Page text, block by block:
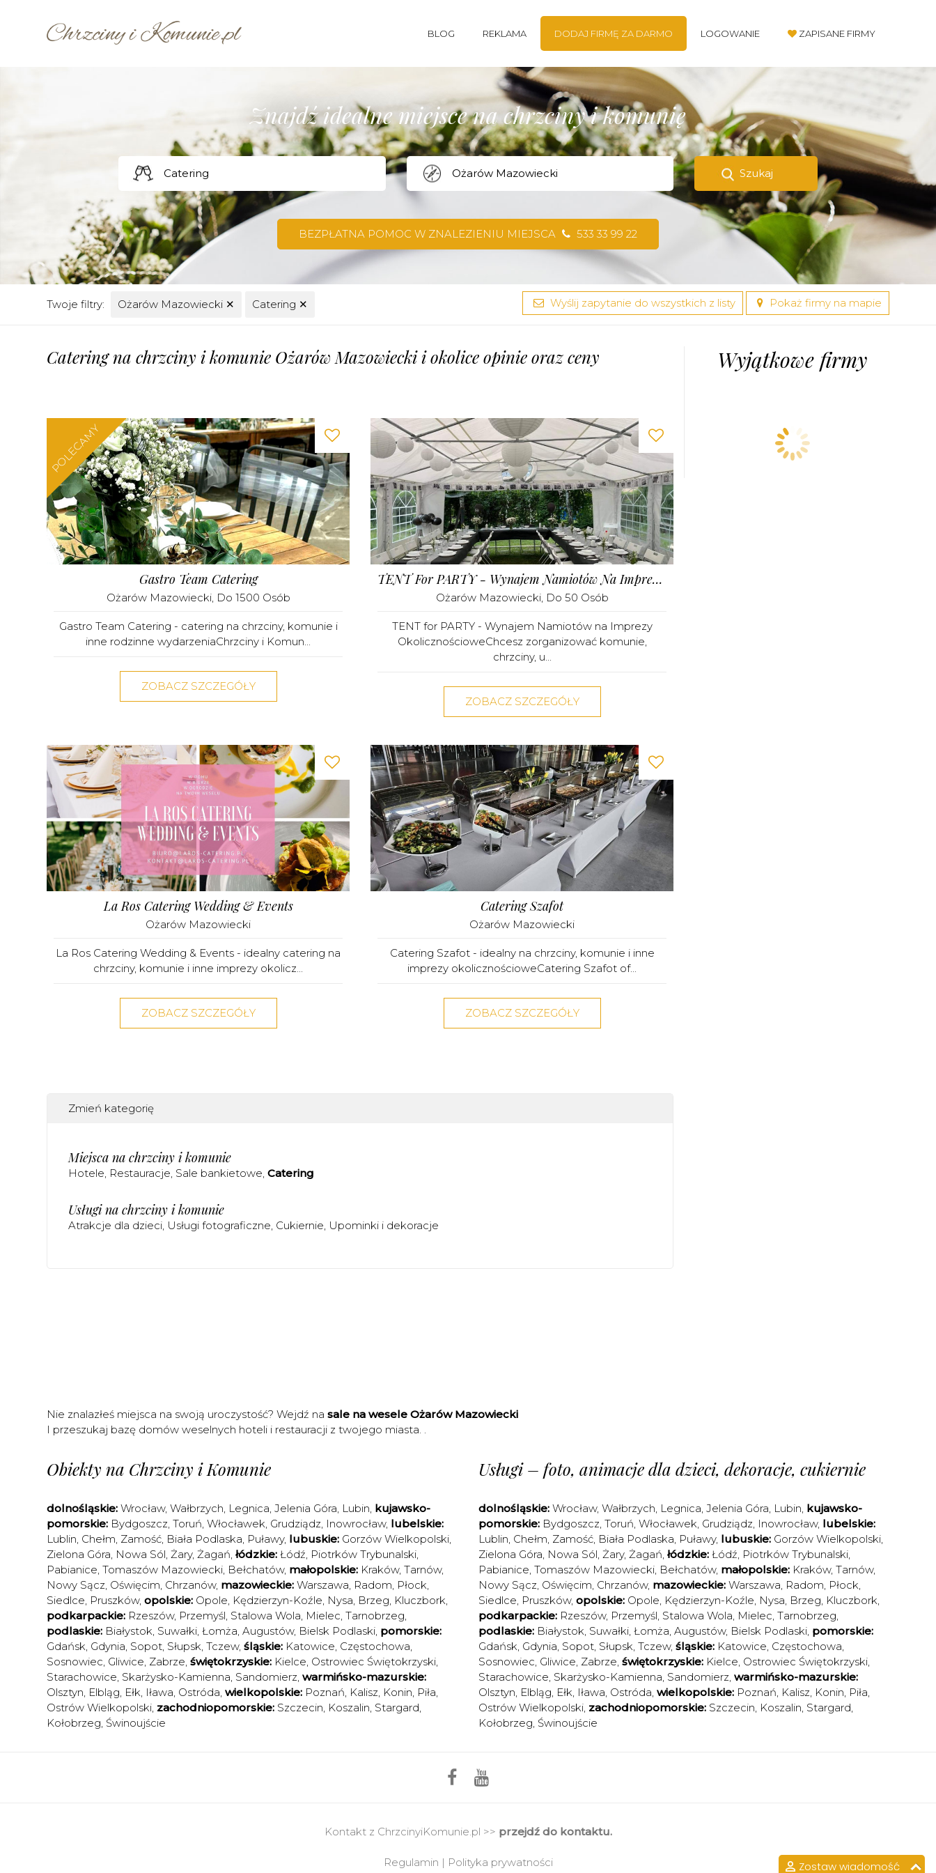
Zostaw wiadomość
BLOG REKLAMA DODAJ FIRMĘ ZA DARMO LOGOWANIE ZAPISANE FIRMY
Znajdź idealne miejsce na chrzciny i komunię
Szukaj
BEZPŁATNA POMOC W ZNALEZIENIU MIEJSCA 533 33 99 22
Twoje filtry: Ożarów Mazowiecki ✕ Catering ✕ Wyślij zapytanie do wszystkich z listy Pokaż firmy na mapie
Catering na chrzciny i komunie Ożarów Mazowiecki i okolice opinie oraz ceny
POLECAMY
Gastro Team Catering
Ożarów Mazowiecki, Do 1500 Osób
Gastro Team Catering - catering na chrzciny, komunie i
inne rodzinne wydarzeniaChrzciny i Komun...
ZOBACZ SZCZEGÓŁY
TENT For PARTY - Wynajem Namiotów Na Imprezy Okolicznościowe
Ożarów Mazowiecki, Do 50 Osób
TENT for PARTY - Wynajem Namiotów na Imprezy
OkolicznościoweChcesz zorganizować komunie,
chrzciny, u...
ZOBACZ SZCZEGÓŁY
La Ros Catering Wedding & Events
Ożarów Mazowiecki
La Ros Catering Wedding & Events - idealny catering na
chrzciny, komunie i inne imprezy okolicz...
ZOBACZ SZCZEGÓŁY
Catering Szafot
Ożarów Mazowiecki
Catering Szafot - idealny na chrzciny, komunie i inne
imprezy okolicznościoweCatering Szafot of...
ZOBACZ SZCZEGÓŁY
Zmień kategorię
Miejsca na chrzciny i komunie
Hotele Restauracje Sale bankietowe Catering
Usługi na chrzciny i komunie
Atrakcje dla dzieci Usługi fotograficzne Cukiernie Upominki i dekoracje
Nie znalazłeś miejsca na swoją uroczystość? Wejdź na sale na wesele Ożarów Mazowiecki
I przeszukaj bazę domów weselnych hoteli i restauracji z twojego miasta. .
Wyjątkowe firmy
Obiekty na Chrzciny i Komunie
dolnośląskie: Wrocław, Wałbrzych, Legnica, Jelenia Góra, Lubin, kujawsko-
pomorskie: Bydgoszcz, Toruń, Włocławek, Grudziądz, Inowrocław, lubelskie:
Lublin, Chełm, Zamość, Biała Podlaska, Puławy, lubuskie: Gorzów Wielkopolski,
Zielona Góra, Nowa Sól, Żary, Żagań, łódzkie: Łódź, Piotrków Trybunalski,
Pabianice, Tomaszów Mazowiecki, Bełchatów, małopolskie: Kraków, Tarnów,
Nowy Sącz, Oświęcim, Chrzanów, mazowieckie: Warszawa, Radom, Płock,
Siedlce, Pruszków, opolskie: Opole, Kędzierzyn-Koźle, Nysa, Brzeg, Kluczbork,
podkarpackie: Rzeszów, Przemyśl, Stalowa Wola, Mielec, Tarnobrzeg,
podlaskie: Białystok, Suwałki, Łomża, Augustów, Bielsk Podlaski, pomorskie:
Gdańsk, Gdynia, Sopot, Słupsk, Tczew, śląskie: Katowice, Częstochowa,
Sosnowiec, Gliwice, Zabrze, świętokrzyskie: Kielce, Ostrowiec Świętokrzyski,
Starachowice, Skarżysko-Kamienna, Sandomierz, warmińsko-mazurskie:
Olsztyn, Elbląg, Ełk, Iława, Ostróda, wielkopolskie: Poznań, Kalisz, Konin, Piła,
Ostrów Wielkopolski, zachodniopomorskie: Szczecin, Koszalin, Stargard,
Kołobrzeg, Świnoujście
Usługi – foto, animacje dla dzieci, dekoracje, cukiernie
dolnośląskie: Wrocław, Wałbrzych, Legnica, Jelenia Góra, Lubin, kujawsko-
pomorskie: Bydgoszcz, Toruń, Włocławek, Grudziądz, Inowrocław, lubelskie:
Lublin, Chełm, Zamość, Biała Podlaska, Puławy, lubuskie: Gorzów Wielkopolski,
Zielona Góra, Nowa Sól, Żary, Żagań, łódzkie: Łódź, Piotrków Trybunalski,
Pabianice, Tomaszów Mazowiecki, Bełchatów, małopolskie: Kraków, Tarnów,
Nowy Sącz, Oświęcim, Chrzanów, mazowieckie: Warszawa, Radom, Płock,
Siedlce, Pruszków, opolskie: Opole, Kędzierzyn-Koźle, Nysa, Brzeg, Kluczbork,
podkarpackie: Rzeszów, Przemyśl, Stalowa Wola, Mielec, Tarnobrzeg,
podlaskie: Białystok, Suwałki, Łomża, Augustów, Bielsk Podlaski, pomorskie:
Gdańsk, Gdynia, Sopot, Słupsk, Tczew, śląskie: Katowice, Częstochowa,
Sosnowiec, Gliwice, Zabrze, świętokrzyskie: Kielce, Ostrowiec Świętokrzyski,
Starachowice, Skarżysko-Kamienna, Sandomierz, warmińsko-mazurskie:
Olsztyn, Elbląg, Ełk, Iława, Ostróda, wielkopolskie: Poznań, Kalisz, Konin, Piła,
Ostrów Wielkopolski, zachodniopomorskie: Szczecin, Koszalin, Stargard,
Kołobrzeg, Świnoujście
Kontakt z ChrzcinyiKomunie.pl >> przejdź do kontaktu.
Regulamin | Polityka prywatności